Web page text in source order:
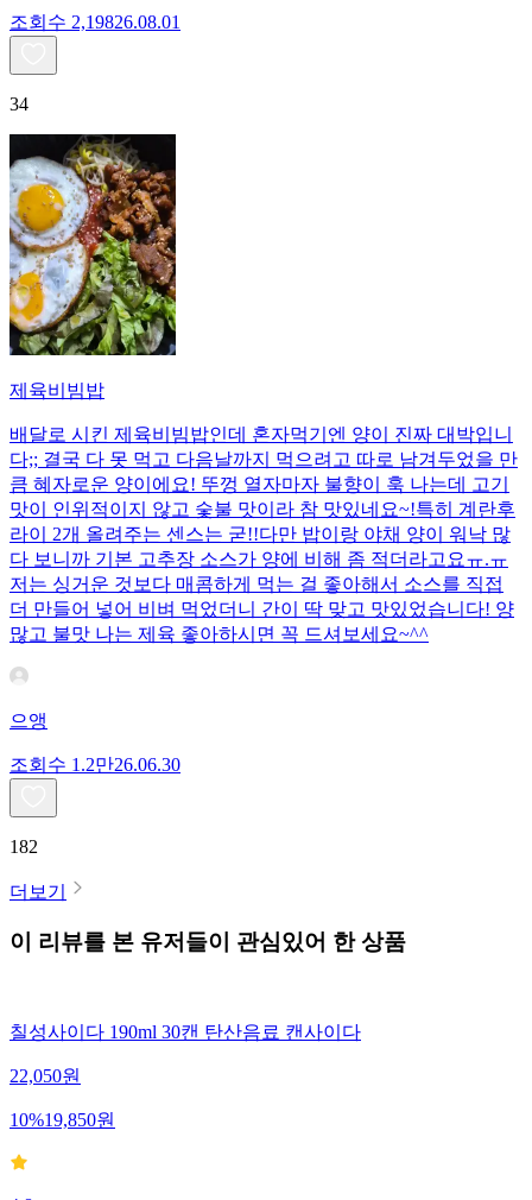
조회수 2,19826.08.01
34
제육비빔밥
배달로 시킨 제육비빔밥인데 혼자먹기엔 양이 진짜 대박입니
다;; 결국 다 못 먹고 다음날까지 먹으려고 따로 남겨두었을 만
큼 혜자로운 양이에요! 뚜껑 열자마자 불향이 훅 나는데 고기
맛이 인위적이지 않고 숯불 맛이라 참 맛있네요~!특히 계란후
라이 2개 올려주는 센스는 굳!! ​다만 밥이랑 야채 양이 워낙 많
다 보니까 기본 고추장 소스가 양에 비해 좀 적더라고요ㅠ.ㅠ
저는 싱거운 것보다 매콤하게 먹는 걸 좋아해서 소스를 직접
더 만들어 넣어 비벼 먹었더니 간이 딱 맞고 맛있었습니다! 양
많고 불맛 나는 제육 좋아하시면 꼭 드셔보세요~^^
으앵
조회수 1.2만26.06.30
182
더보기
이 리뷰를 본 유저들이 관심있어 한 상품
칠성사이다 190ml 30캔 탄산음료 캔사이다
22,050원
10%19,850원